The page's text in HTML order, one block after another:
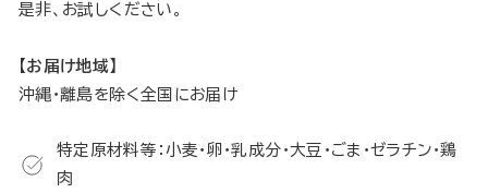
是非、お試しください。
【お届け地域】
沖縄・離島を除く全国にお届け
特定原材料等：小麦・卵・乳成分・大豆・ごま・ゼラチン・鶏
肉